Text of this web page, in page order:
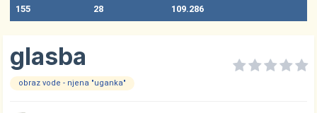
155
28
109.286
glasba
obraz vode - njena "uganka"